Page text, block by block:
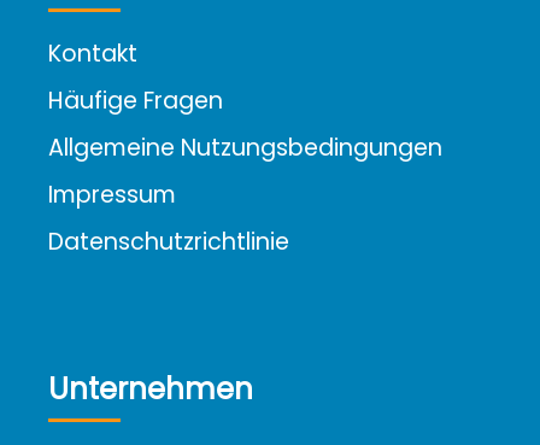
Kontakt
Häufige Fragen
Allgemeine Nutzungsbedingungen
Impressum
Datenschutzrichtlinie
Unternehmen